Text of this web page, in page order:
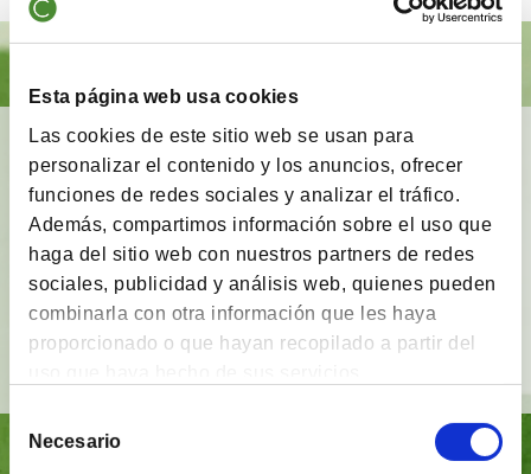
Esta página web usa cookies
Las cookies de este sitio web se usan para
personalizar el contenido y los anuncios, ofrecer
funciones de redes sociales y analizar el tráfico.
Además, compartimos información sobre el uso que
haga del sitio web con nuestros partners de redes
sociales, publicidad y análisis web, quienes pueden
combinarla con otra información que les haya
proporcionado o que hayan recopilado a partir del
Selección
deNecesario
BrainVestor: Psicología financiera
App gratuita que tiene como finalidadacompañar
a los inversoresen sus distintas etapas de
inversión y proporcionarles herramientas y
técnicas del campo de lapsicología financiera.
Ver vídeo